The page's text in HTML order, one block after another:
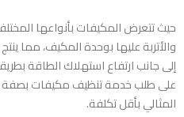
حيث تتعرض المكيفات بأنواعها
والأتربة عليها بوحدة المكيف، مما
إلى جانب ارتفاع استهلاك الطاقة
على طلب خدمة تنظيف مكيفات بصفة
المثالي بأقل تكلفة.